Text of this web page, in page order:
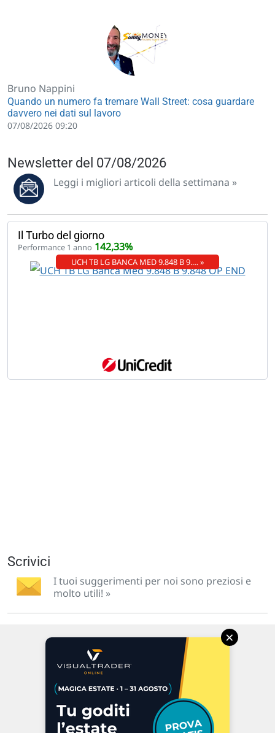
Bruno Nappini
Quando un numero fa tremare Wall Street: cosa guardare
davvero nei dati sul lavoro
07/08/2026 09:20
Newsletter del 07/08/2026
Leggi i migliori articoli della settimana »
Il Turbo del giorno
Performance 1 anno 142,33%
UCH TB LG BANCA MED 9.848 B 9.… »
Scrivici
I tuoi suggerimenti per noi sono preziosi e
molto utili! »
Via Macanno, 38/A
P.IVA 02 452 460 401
Chi siamo
×